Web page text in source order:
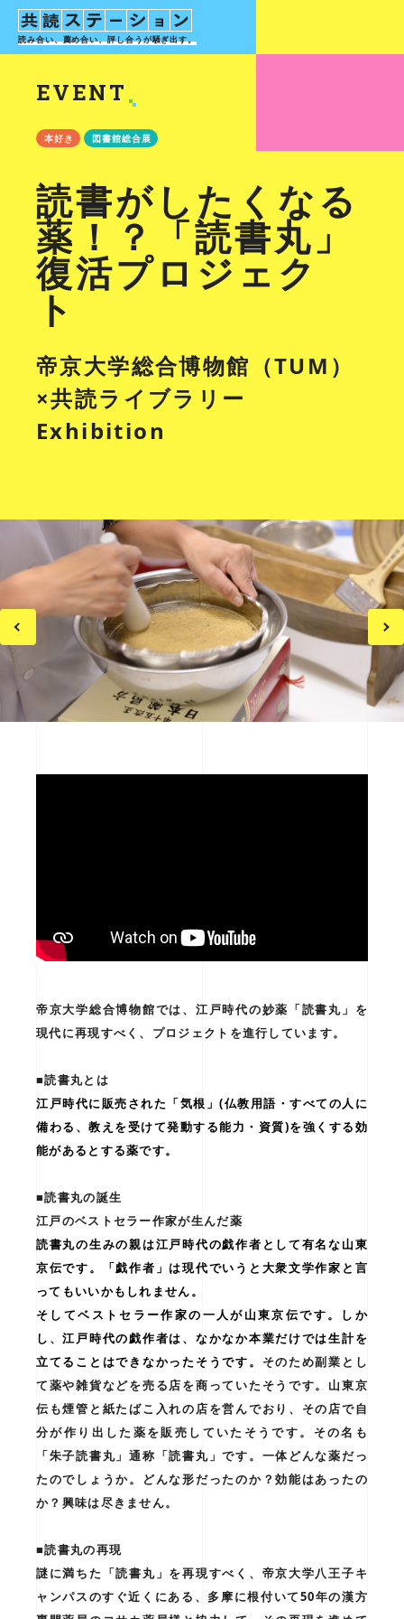
読み合い、薦め合い、評し合うが騒ぎ出す。
EVENT
本好き 図書館総合展
読書がしたくなる
薬！？「読書丸」
復活プロジェク
ト
帝京大学総合博物館（TUM）
×共読ライブラリー
Exhibition
帝京大学総合博物館では、江戸時代の妙薬「読書丸」を
現代に再現すべく、プロジェクトを進行しています。
■読書丸とは
江戸時代に販売された「気根」(仏教用語・すべての人に
備わる、教えを受けて発動する能力・資質)を強くする効
能があるとする薬です。
■読書丸の誕生
江戸のベストセラー作家が生んだ薬
読書丸の生みの親は江戸時代の戯作者として有名な山東
京伝です。「戯作者」は現代でいうと大衆文学作家と言
ってもいいかもしれません。
そしてベストセラー作家の一人が山東京伝です。しか
し、江戸時代の戯作者は、なかなか本業だけでは生計を
立てることはできなかったそうです。 そのため副業とし
て薬や雑貨などを売る店を商っていたそうです。山東京
伝も煙管と紙たばこ入れの店を営んでおり、その店で自
分が作り出した薬を販売していたそうです。その名も
「朱子読書丸」通称「読書丸」です。一体どんな薬だっ
たのでしょうか。どんな形だったのか？効能はあったの
か？興味は尽きません。
■読書丸の再現
謎に満ちた「読書丸」を再現すべく、帝京大学八王子キ
ャンパスのすぐ近くにある、多摩に根付いて50年の漢方